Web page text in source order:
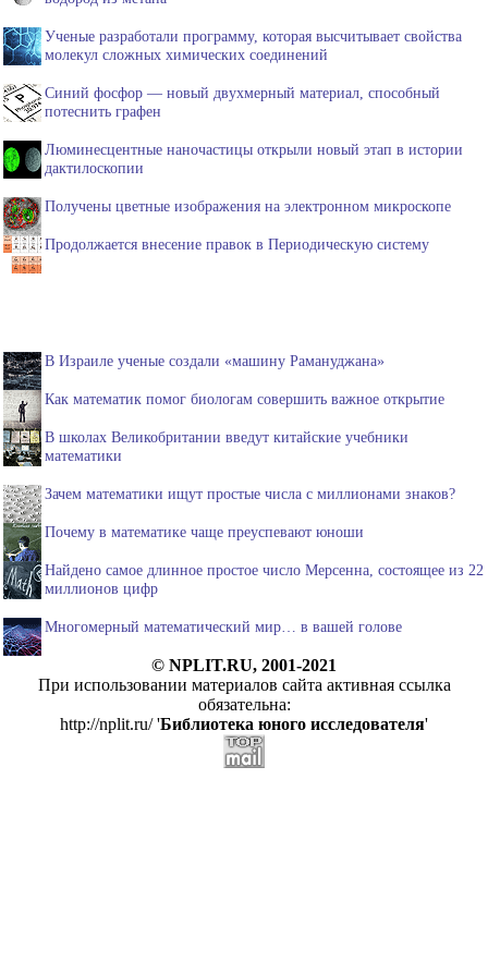
Ученые разработали программу, которая высчитывает свойства
молекул сложных химических соединений
Синий фосфор — новый двухмерный материал, способный
потеснить графен
Люминесцентные наночастицы открыли новый этап в истории
дактилоскопии
Получены цветные изображения на электронном микроскопе
Продолжается внесение правок в Периодическую систему
В Израиле ученые создали «машину Рамануджана»
Как математик помог биологам совершить важное открытие
В школах Великобритании введут китайские учебники
математики
Зачем математики ищут простые числа с миллионами знаков?
Почему в математике чаще преуспевают юноши
Найдено самое длинное простое число Мерсенна, состоящее из 22
миллионов цифр
Многомерный математический мир… в вашей голове
© NPLIT.RU, 2001-2021
При использовании материалов сайта активная ссылка
обязательна:
http://nplit.ru/ 'Библиотека юного исследователя'